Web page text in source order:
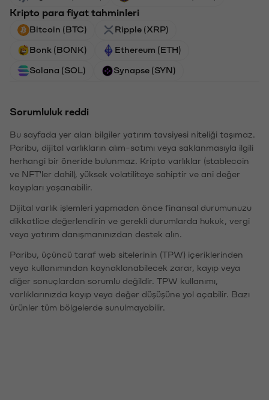
Kripto para fiyat tahminleri
Bitcoin (BTC) Ripple (XRP)
Bonk (BONK) Ethereum (ETH)
Solana (SOL) Synapse (SYN)
Sorumluluk reddi
Bu sayfada yer alan bilgiler yatırım tavsiyesi niteliği taşımaz.
Paribu, dijital varlıkların alım-satımı veya saklanmasıyla ilgili
herhangi bir öneride bulunmaz. Kripto varlıklar (stablecoin
ve NFT'ler dahil), yüksek volatiliteye sahiptir ve ani değer
kayıpları yaşanabilir.
Dijital varlık işlemleri yapmadan önce finansal durumunuzu
dikkatlice değerlendirin ve gerekli durumlarda hukuk, vergi
veya yatırım danışmanınızdan destek alın.
Paribu, üçüncü taraf web sitelerinin (TPW) içeriklerinden
veya kullanımından kaynaklanabilecek zarar, kayıp veya
diğer sonuçlardan sorumlu değildir. TPW kullanımı,
varlıklarınızda kayıp veya değer düşüşüne yol açabilir. Bazı
ürünler tüm bölgelerde sunulmayabilir.